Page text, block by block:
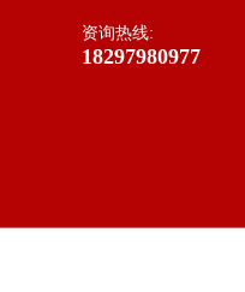
资询热线:
18297980977